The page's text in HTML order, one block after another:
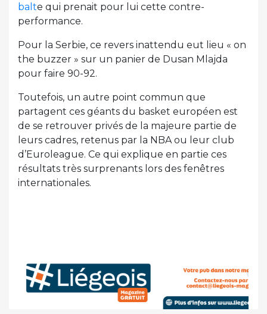
balte qui prenait pour lui cette contre-
performance.
Pour la Serbie, ce revers inattendu eut lieu « on
the buzzer » sur un panier de Dusan Mlajda
pour faire 90-92.
Toutefois, un autre point commun que
partagent ces géants du basket européen est
de se retrouver privés de la majeure partie de
leurs cadres, retenus par la NBA ou leur club
d’Euroleague. Ce qui explique en partie ces
résultats très surprenants lors des fenêtres
internationales.